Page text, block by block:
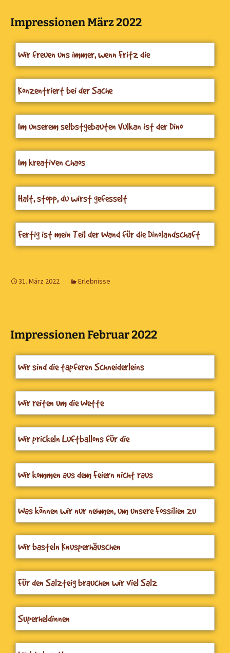
Impressionen März 2022
Wir freuen uns immer, wenn Fritz die
Geburtstagsmaus zu uns kommt
Konzentriert bei der Sache
Im unserem selbstgebauten Vulkan ist der Dino
eingebrochen
Im kreativen Chaos
Halt, stopp, du wirst gefesselt
Fertig ist mein Teil der Wand für die Dinolandschaft
31. März 2022 Erlebnisse
Impressionen Februar 2022
Wir sind die tapferen Schneiderleins
Wir reiten um die Wette
Wir prickeln Luftballons für die
Karnevalsfensterdekoration aus
Wir kommen aus dem Feiern nicht raus
Was können wir nur nehmen, um unsere Fossilien zu
gestalten
Wir basteln Knusperhäuschen
Für den Salzteig brauchen wir viel Salz
Superheldinnen